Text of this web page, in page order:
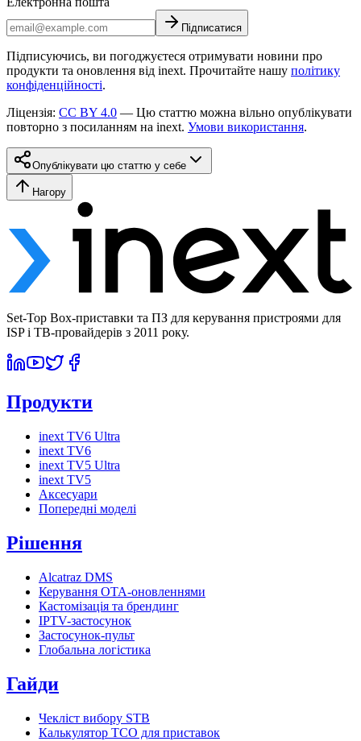
Підписатися
Підписуючись, ви погоджуєтеся отримувати новини про
продукти та оновлення від inext. Прочитайте нашу політику
конфіденційності.
Ліцензія: CC BY 4.0 — Цю статтю можна вільно опублікувати
повторно з посиланням на inext. Умови використання.
Опублікувати цю статтю у себе
Нагору
Set-Top Box-приставки та ПЗ для керування пристроями для
ISP і ТВ-провайдерів з 2011 року.
Продукти
inext TV6 Ultra
inext TV6
inext TV5 Ultra
inext TV5
Аксесуари
Попередні моделі
Рішення
Alcatraz DMS
Керування OTA-оновленнями
Кастомізація та брендинг
IPTV-застосунок
Застосунок-пульт
Глобальна логістика
Гайди
Чекліст вибору STB
Калькулятор TCO для приставок